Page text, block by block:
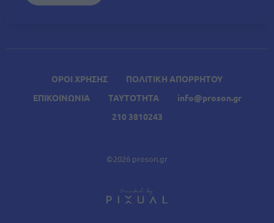
A Σχετικά Άρθρα
ΟΡΟΙ ΧΡΗΣΗΣ
ΠΟΛΙΤΙΚΗ ΑΠΟΡΡΗΤΟΥ
ΕΠΙΚΟΙΝΩΝΙΑ
ΤΑΥΤΟΤΗΤΑ
info@proson.gr
210 3810243
©2026 proson.gr